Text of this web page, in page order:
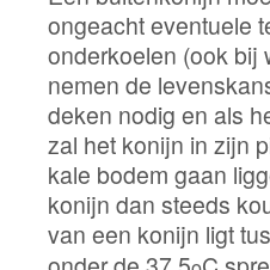
ongeacht eventuele
onderkoelen (ook bij
nemen de
deken nodig en als
zal het konijn in zijn
kale bodem gaan
konijn dan steeds
van een konijn ligt